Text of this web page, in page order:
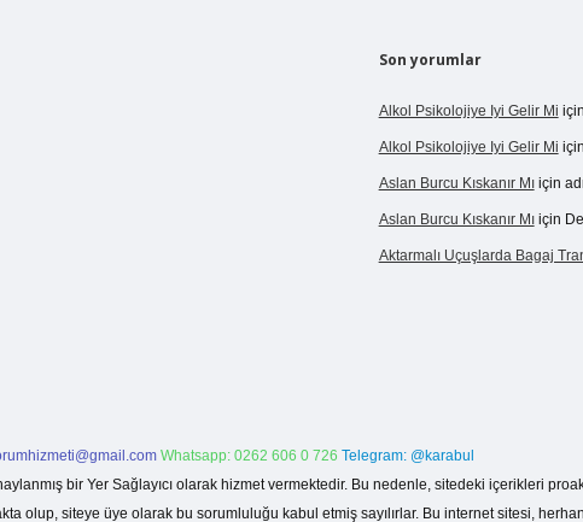
Son yorumlar
Alkol Psikolojiye Iyi Gelir Mi için
Alkol Psikolojiye Iyi Gelir Mi için
Aslan Burcu Kıskanır Mıiçin
Aslan Burcu Kıskanır Mıiçin
Aktarmalı Uçuşlarda Bagaj
Whatsapp: 0262 606 0 726 Telegram: @karabul
bir Yer Sağlayıcı olarak hizmet vermektedir. Bu nedenle, sitedeki içerikleri
olup, siteye üye olarak bu sorumluluğu kabul etmiş sayılırlar. Bu internet sitesi,